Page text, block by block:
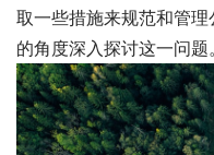
取一些措施来规范和管
的角度深入探讨这一问题。